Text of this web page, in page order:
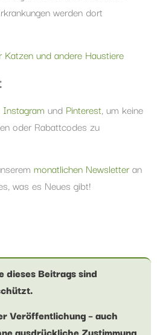
werden dort
Katzen und andere Haustiere
Instagram und Pinterest, um keine
oder Rabattcodes zu
monatlichen Newsletteran
was es Neues gibt!
dieses Beitrags sind
Veröffentlichung – auch